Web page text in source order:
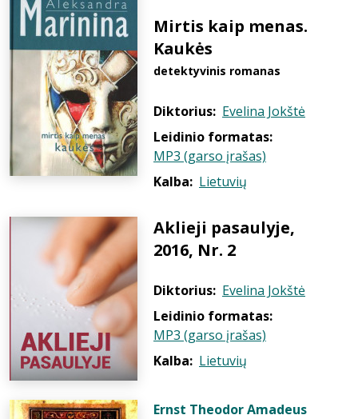
Mirtis kaip menas.
Kaukės
detektyvinis romanas
Diktorius: Evelina Jokštė
Leidinio formatas:
MP3 (garso įrašas)
Kalba: Lietuvių
Aklieji pasaulyje,
2016, Nr. 2
Diktorius: Evelina Jokštė
Leidinio formatas:
MP3 (garso įrašas)
Kalba: Lietuvių
Ernst Theodor Amadeus